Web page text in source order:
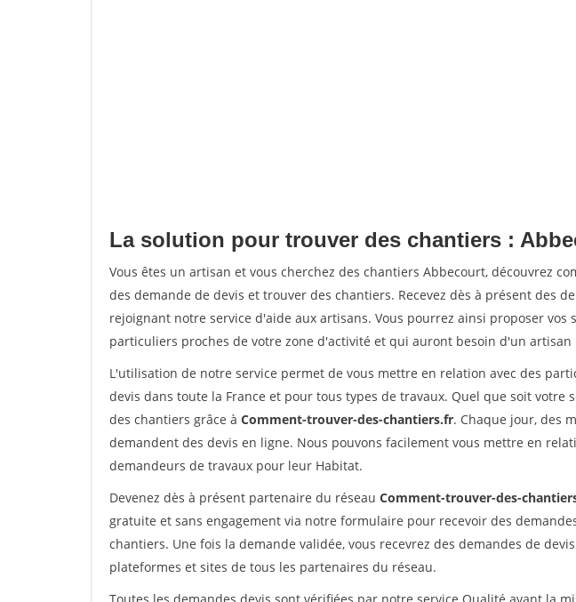
La solution pour trouver des chantiers :
Vous êtes un artisan et vous cherchez des chantiers Abbecourt, découvrez
des demande de devis et trouver des chantiers. Recevez dès à présent des
rejoignant notre service d'aide aux artisans. Vous pourrez ainsi proposer vos
particuliers proches de votre zone d'activité et qui auront besoin d'un
L'utilisation de notre service permet de vous mettre en relation avec des
devis dans toute la France et pour tous types de travaux. Quel que soit votre
des chantiers grâce à Comment-trouver-des-chantiers.fr. Chaque jour, des
demandent des devis en ligne. Nous pouvons facilement vous mettre en
demandeurs de travaux pour leur Habitat.
Devenez dès à présent partenaire du réseau Comment-trouver-des-
gratuite et sans engagement via notre formulaire pour recevoir des
chantiers. Une fois la demande validée, vous recevrez des demandes de
plateformes et sites de tous les partenaires du réseau.